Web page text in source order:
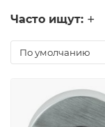
Часто ищут: